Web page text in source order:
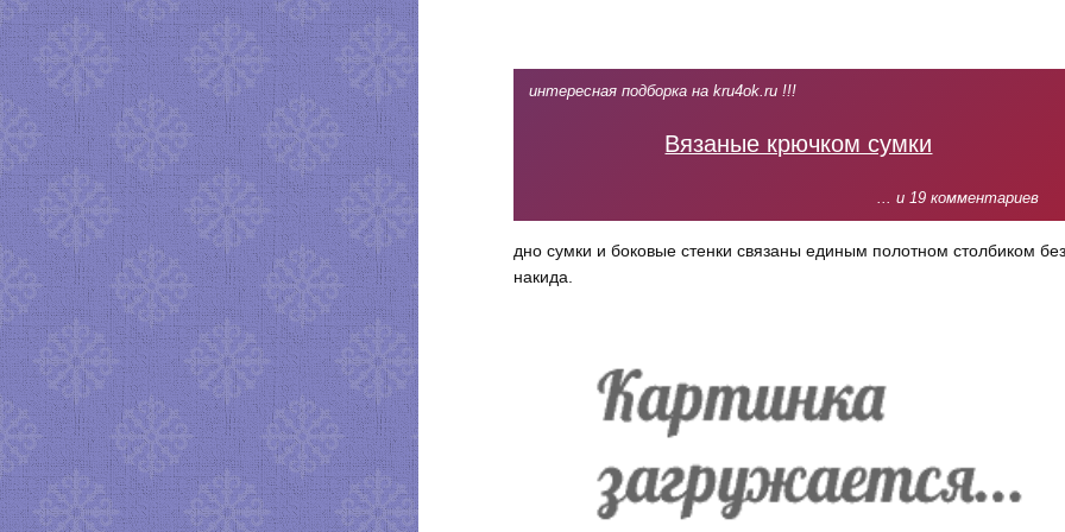
интересная подборка на kru4ok.ru !!!
Вязаные крючком сумки
... и 19 комментариев
дно сумки и боковые стенки связаны единым полотном столбиком без
накида.